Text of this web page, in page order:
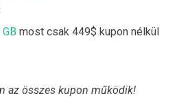
most csak 449$ kupon nélkül
az összes kupon működik!